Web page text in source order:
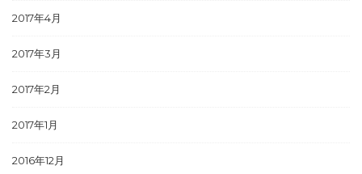
2017年4月
2017年3月
2017年2月
2017年1月
2016年12月